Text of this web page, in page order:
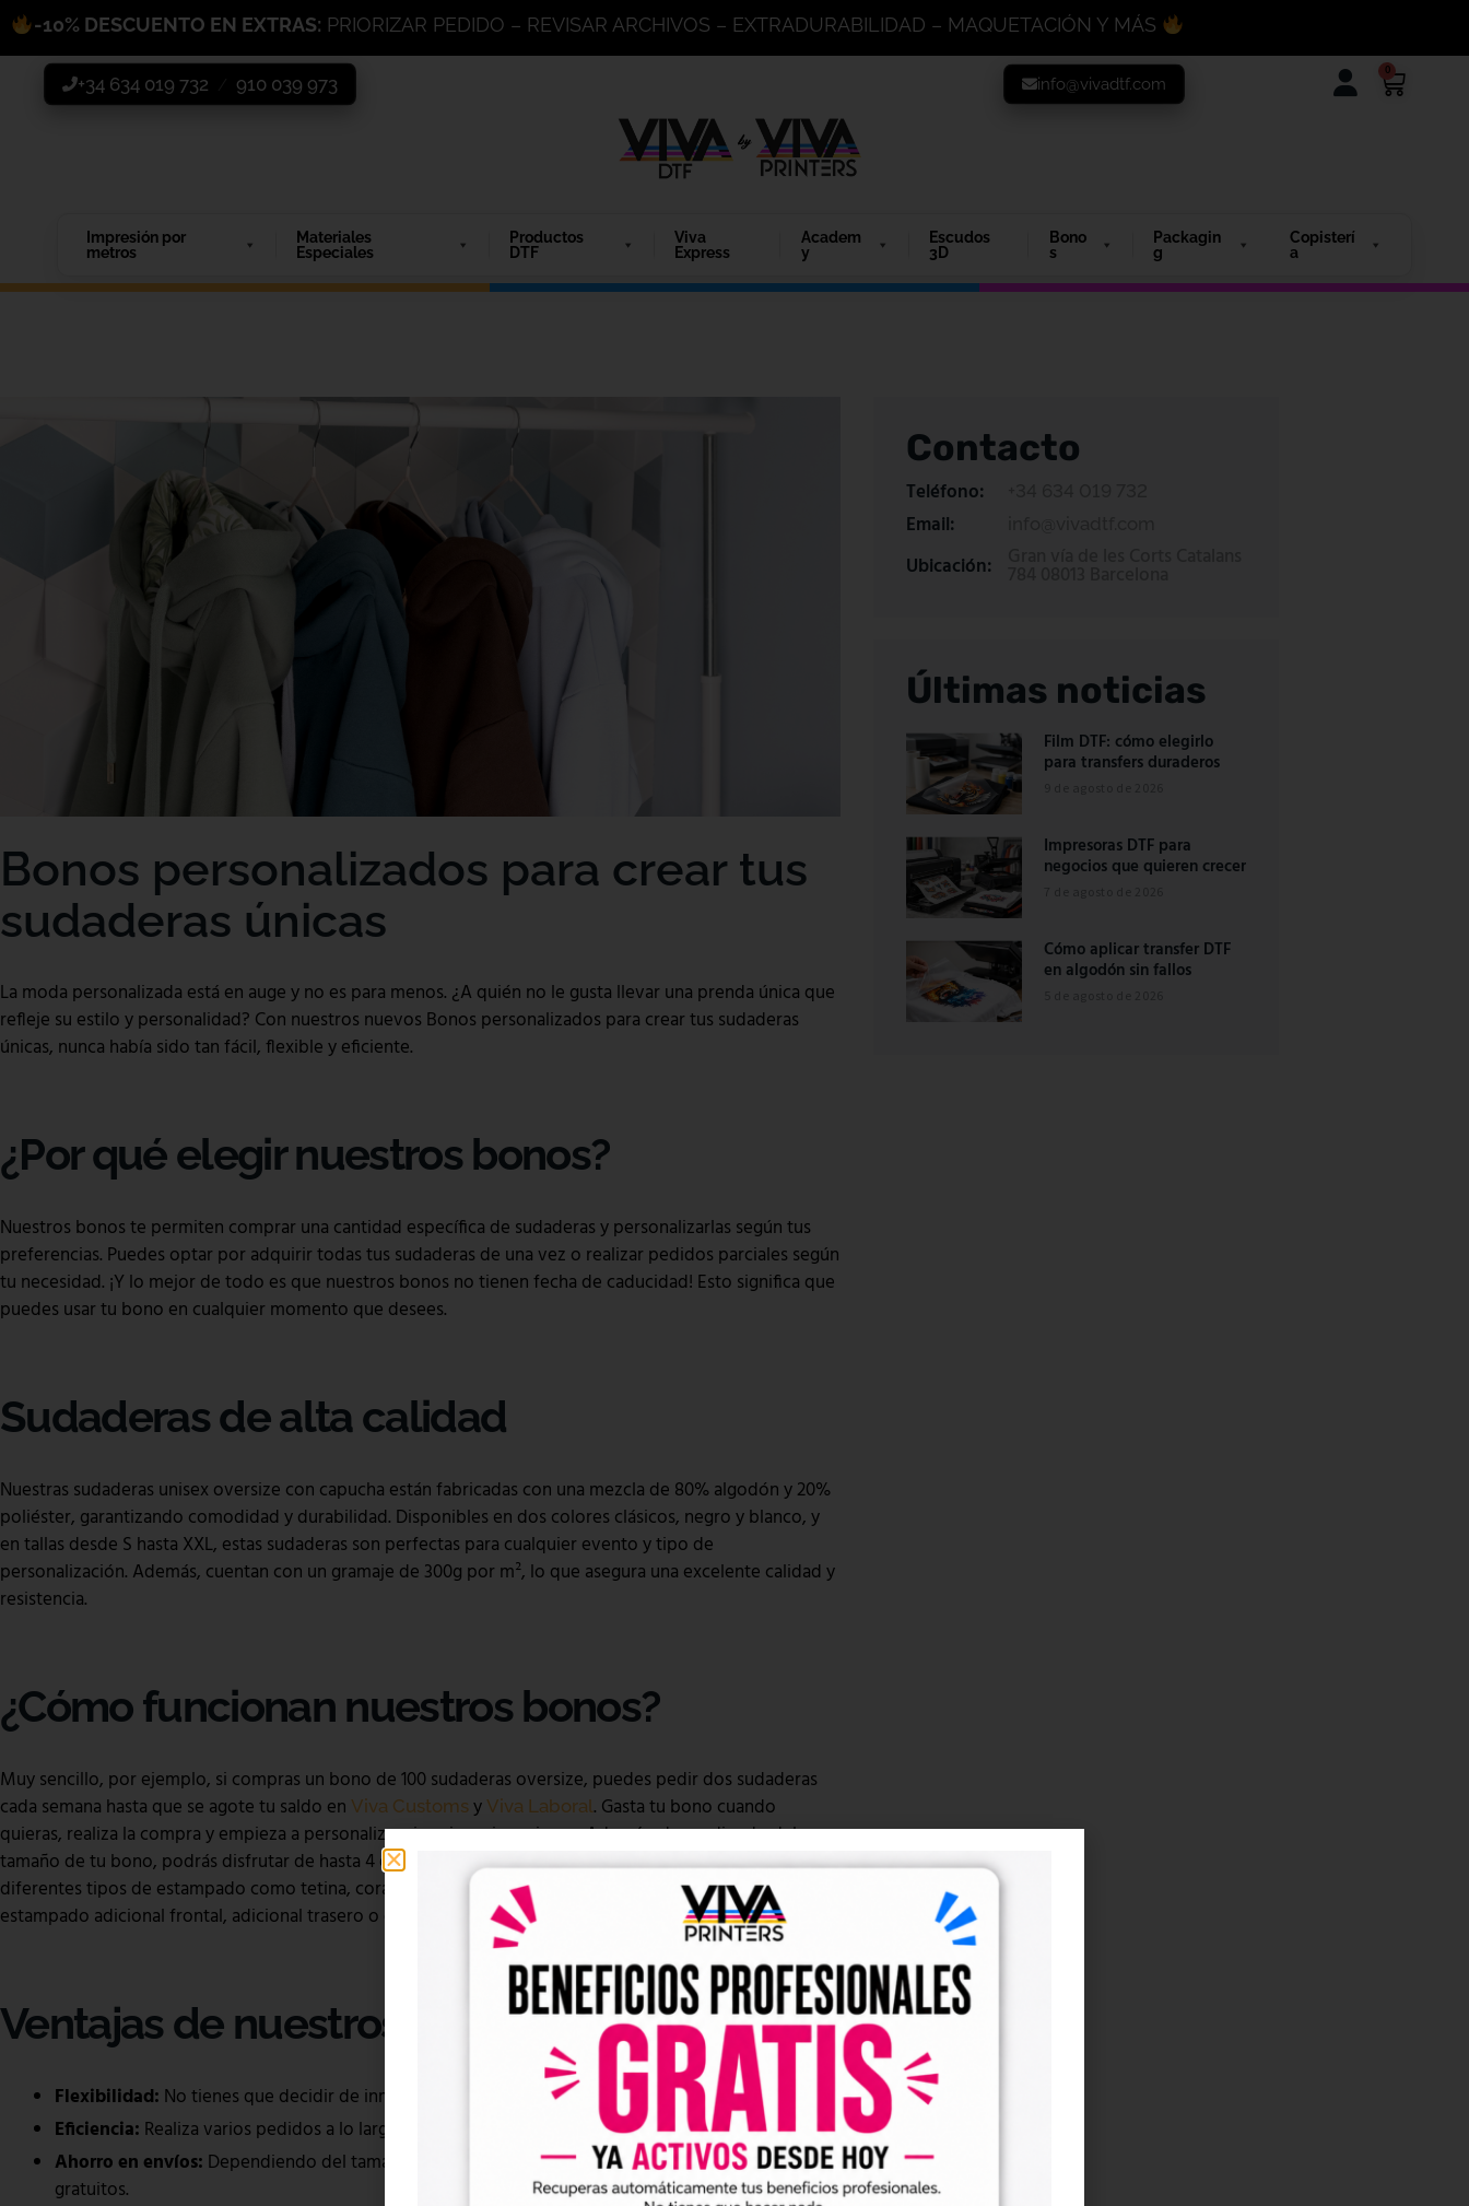
-10% DESCUENTO EN EXTRAS: PRIORIZAR PEDIDO – REVISAR ARCHIVOS – EXTRADURABILIDAD – MAQUETACIÓN Y MÁS
0
+34 634 019 732 910 039 973 info@vivadtf.com
Impresión por
metros
Materiales
Especiales
Productos
DTF
Viva
Express
Academ
y
Escudos
3D
Bono
s
Packagin
g
Copisterí
a
Bonos personalizados para crear tus
sudaderas únicas
La moda personalizada está en auge y no es para menos. ¿A quién no le gusta llevar una prenda única que
refleje su estilo y personalidad? Con nuestros nuevos Bonos personalizados para crear tus sudaderas
únicas, nunca había sido tan fácil, flexible y eficiente.
¿Por qué elegir nuestros bonos?
Nuestros bonos te permiten comprar una cantidad específica de sudaderas y personalizarlas según tus
preferencias. Puedes optar por adquirir todas tus sudaderas de una vez o realizar pedidos parciales según
tu necesidad. ¡Y lo mejor de todo es que nuestros bonos no tienen fecha de caducidad! Esto significa que
puedes usar tu bono en cualquier momento que desees.
Sudaderas de alta calidad
Nuestras sudaderas unisex oversize con capucha están fabricadas con una mezcla de 80% algodón y 20%
poliéster, garantizando comodidad y durabilidad. Disponibles en dos colores clásicos, negro y blanco, y
en tallas desde S hasta XXL, estas sudaderas son perfectas para cualquier evento y tipo de
personalización. Además, cuentan con un gramaje de 300g por m², lo que asegura una excelente calidad y
resistencia.
¿Cómo funcionan nuestros bonos?
Muy sencillo, por ejemplo, si compras un bono de 100 sudaderas oversize, puedes pedir dos sudaderas
cada semana hasta que se agote tu saldo en Viva Customs y Viva Laboral. Gasta tu bono cuando
quieras, realiza la compra y empieza a personalizar sin prisas ni presiones. Además, dependiendo del
tamaño de tu bono, podrás disfrutar de hasta 4 envíos gratuitos. Al canjear tu bono, puedes elegir entre
diferentes tipos de estampado como tetina, corazón, grande frontal, pequeño trasero, grande trasero,
estampado adicional frontal, adicional trasero o en mangas.
Ventajas de nuestros bonos
Flexibilidad: No tienes que decidir de inmediato cómo y cuándo personalizar todas tus sudaderas.
Eficiencia: Realiza varios pedidos a lo largo del tiempo sin preocuparte por fechas de caducidad.
Ahorro en envíos: Dependiendo del tamaño de tu bono, puedes disfrutar de varios envíos
gratuitos.
Contacto
Teléfono:
Email:
Ubicación:
Últimas noticias
Film DTF: cómo elegirlo
para transfers duraderos
Impresoras DTF para
negocios que quieren crecer
Cómo aplicar transfer DTF
en algodón sin fallos